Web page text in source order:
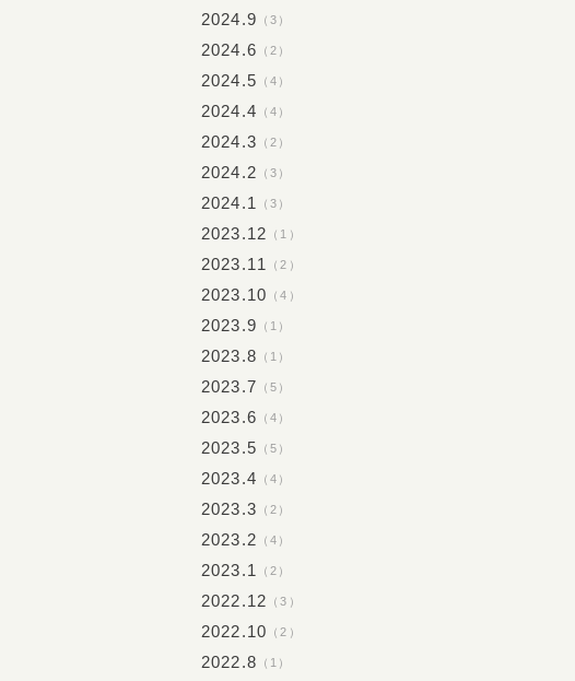
2024.9 （3）
2024.6 （2）
2024.5 （4）
2024.4 （4）
2024.3 （2）
2024.2 （3）
2024.1 （3）
2023.12 （1）
2023.11 （2）
2023.10 （4）
2023.9 （1）
2023.8 （1）
2023.7 （5）
2023.6 （4）
2023.5 （5）
2023.4 （4）
2023.3 （2）
2023.2 （4）
2023.1 （2）
2022.12 （3）
2022.10 （2）
2022.8 （1）